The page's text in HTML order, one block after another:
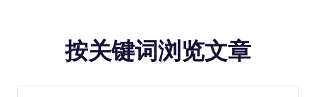
按关键词浏览文章